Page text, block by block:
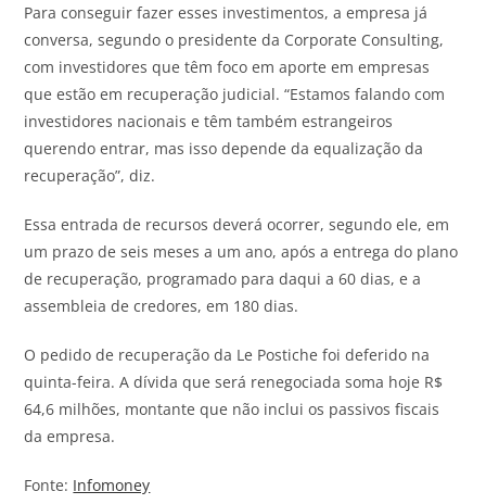
Para conseguir fazer esses investimentos, a empresa já
conversa, segundo o presidente da Corporate Consulting,
com investidores que têm foco em aporte em empresas
que estão em recuperação judicial. “Estamos falando com
investidores nacionais e têm também estrangeiros
querendo entrar, mas isso depende da equalização da
recuperação”, diz.
Essa entrada de recursos deverá ocorrer, segundo ele, em
um prazo de seis meses a um ano, após a entrega do plano
de recuperação, programado para daqui a 60 dias, e a
assembleia de credores, em 180 dias.
O pedido de recuperação da Le Postiche foi deferido na
quinta-feira. A dívida que será renegociada soma hoje R$
64,6 milhões, montante que não inclui os passivos fiscais
da empresa.
Fonte: Infomoney